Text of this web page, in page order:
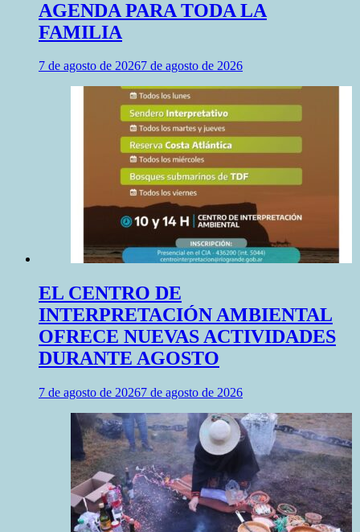
AGENDA PARA TODA LA
FAMILIA
7 de agosto de 20267 de agosto de 2026
EL CENTRO DE
INTERPRETACIÓN AMBIENTAL
OFRECE NUEVAS ACTIVIDADES
DURANTE AGOSTO
7 de agosto de 20267 de agosto de 2026